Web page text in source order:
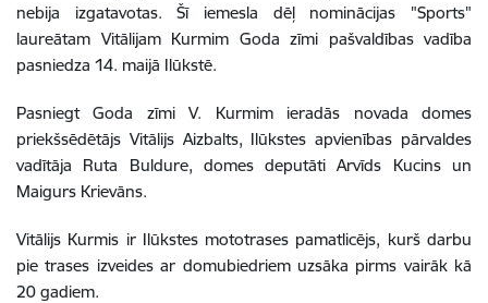
nebija izgatavotas. Šī iemesla dēļ nominācijas "Sports"
laureātam Vitālijam Kurmim Goda zīmi pašvaldības vadība
pasniedza 14. maijā Ilūkstē.
Pasniegt Goda zīmi V. Kurmim ieradās novada domes
priekšsēdētājs Vitālijs Aizbalts, Ilūkstes apvienības pārvaldes
vadītāja Ruta Buldure, domes deputāti Arvīds Kucins un
Maigurs Krievāns.
Vitālijs Kurmis ir Ilūkstes mototrases pamatlicējs, kurš darbu
pie trases izveides ar domubiedriem uzsāka pirms vairāk kā
20 gadiem.